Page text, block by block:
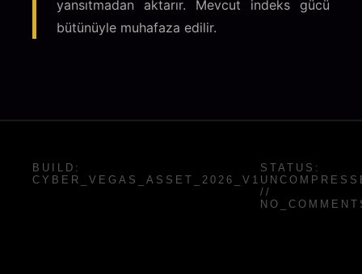
yansıtmadan aktarır. Mevcut indeks gücü
bütünüyle muhafaza edilir.
BUILD:
CYBER_VEGAS_ASSET_2026_V1
STATUS:
//